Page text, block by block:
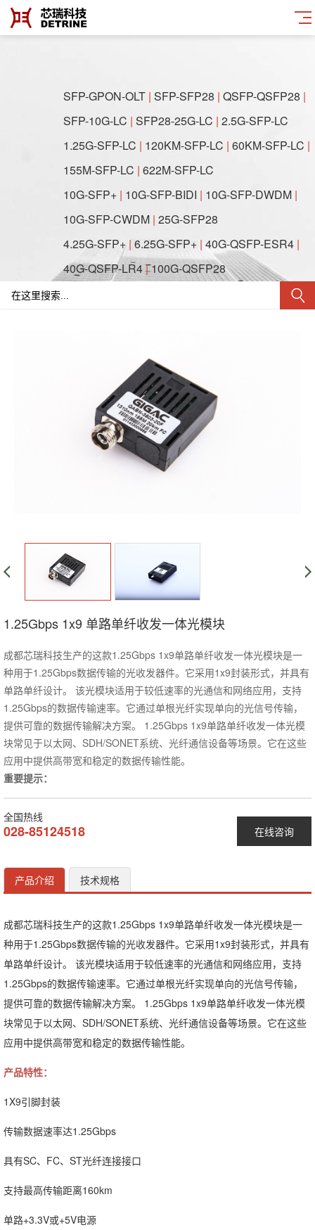
SFP-GPON-OLT| SFP-SFP28 | QSFP-QSFP28 |
SFP-10G-LC | SFP28-25G-LC | 2.5G-SFP-LC
1.25G-SFP-LC | 120KM-SFP-LC | 60KM-SFP-LC |
155M-SFP-LC | 622M-SFP-LC
10G-SFP+| 10G-SFP-BIDI | 10G-SFP-DWDM|
10G-SFP-CWDM| 25G-SFP28
4.25G-SFP+| 6.25G-SFP+| 40G-QSFP-ESR4|
40G-QSFP-LR4|100G-QSFP28
1.25G-SFF-2x5
155M-1x9
1.25Gbps 1x9 单路单纤收发一体光模块
成都芯瑞科技生产的这款1.25Gbps 1x9单路单纤收发一体光模块是一
种用于1.25Gbps数据传输的光收发器件。它采用1x9封装形式，并具有
单路单纤设计。 该光模块适用于较低速率的光通信和网络应用，支持
1.25Gbps的数据传输速率。它通过单根光纤实现单向的光信号传输，
提供可靠的数据传输解决方案。 1.25Gbps 1x9单路单纤收发一体光模
块常见于以太网、SDH/SONET系统、光纤通信设备等场景。它在这些
应用中提供高带宽和稳定的数据传输性能。
重要提示：
在线咨询
全国热线
028-85124518
产品介绍 技术规格
成都芯瑞科技生产的这款1.25Gbps 1x9单路单纤收发一体光模块是一
种用于1.25Gbps数据传输的光收发器件。它采用1x9封装形式，并具有
单路单纤设计。 该光模块适用于较低速率的光通信和网络应用，支持
1.25Gbps的数据传输速率。它通过单根光纤实现单向的光信号传输，
提供可靠的数据传输解决方案。 1.25Gbps 1x9单路单纤收发一体光模
块常见于以太网、SDH/SONET系统、光纤通信设备等场景。它在这些
应用中提供高带宽和稳定的数据传输性能。
产品特性：
1X9引脚封装
传输数据速率达1.25Gbps
具有SC、FC、ST光纤连接接口
支持最高传输距离160km
单路+3.3V或+5V电源